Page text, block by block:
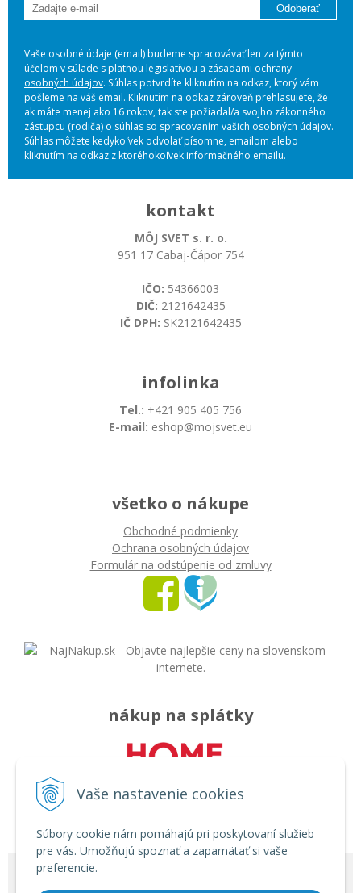
Vaše nastavenie cookies
Súbory cookie nám pomáhajú pri poskytovaní služieb
pre vás. Umožňujú spoznať a zapamätať si vaše
preferencie.
Odoberať
Vaše osobné údaje (email) budeme spracovávať len za týmto
účelom v súlade s platnou legislatívou a zásadami ochrany
osobných údajov. Súhlas potvrdíte kliknutím na odkaz, ktorý vám
pošleme na váš email. Kliknutím na odkaz zároveň prehlasujete, že
ak máte menej ako 16 rokov, tak ste požiadal/a svojho zákonného
zástupcu (rodiča) o súhlas so spracovaním vašich osobných údajov.
Súhlas môžete kedykoľvek odvolať písomne, emailom alebo
kliknutím na odkaz z ktoréhokoľvek informačného emailu.
kontakt
MÔJ SVET s. r. o.
951 17 Cabaj-Čápor 754
IČO: 54366003
DIČ: 2121642435
IČ DPH: SK2121642435
infolinka
Tel.: +421 905 405 756
E-mail: eshop@mojsvet.eu
všetko o nákupe
Obchodné podmienky
Ochrana osobných údajov
Formulár na odstúpenie od zmluvy
nákup na splátky
© 2026 Môj svet - rozličný tovar •